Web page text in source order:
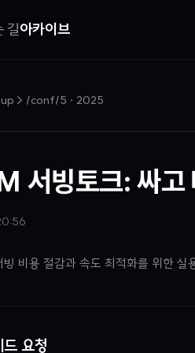
길아카이브
> /conf/5 · 2025
서빙토크: 싸
비용 절감과 속도 최적화를 위한 실
요청